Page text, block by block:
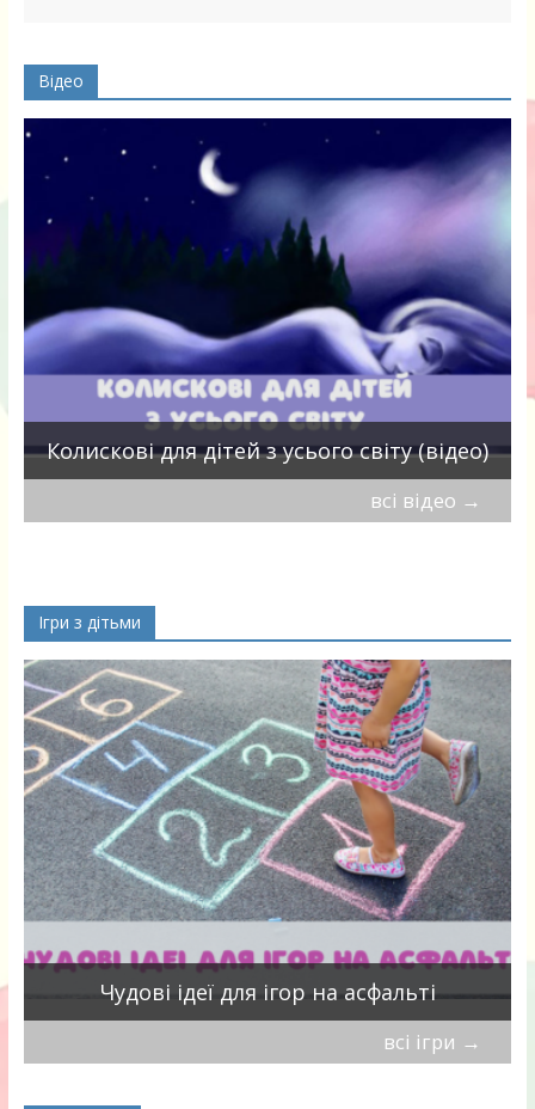
Відео
Колискові для дітей з усього світу (відео)
всі відео →
Ігри з дітьми
Чудові ідеї для ігор на асфальті
всі ігри →